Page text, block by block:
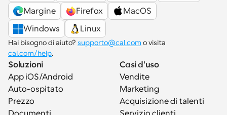
Margine
Firefox
MacOS
Windows
Linux
Hai bisogno di aiuto? supporto@cal.com
cal.com/help.
Soluzioni
App iOS/Android
Auto-ospitato
Prezzo
Casi d'uso
Vendite
Marketing
Acquisizione di talenti